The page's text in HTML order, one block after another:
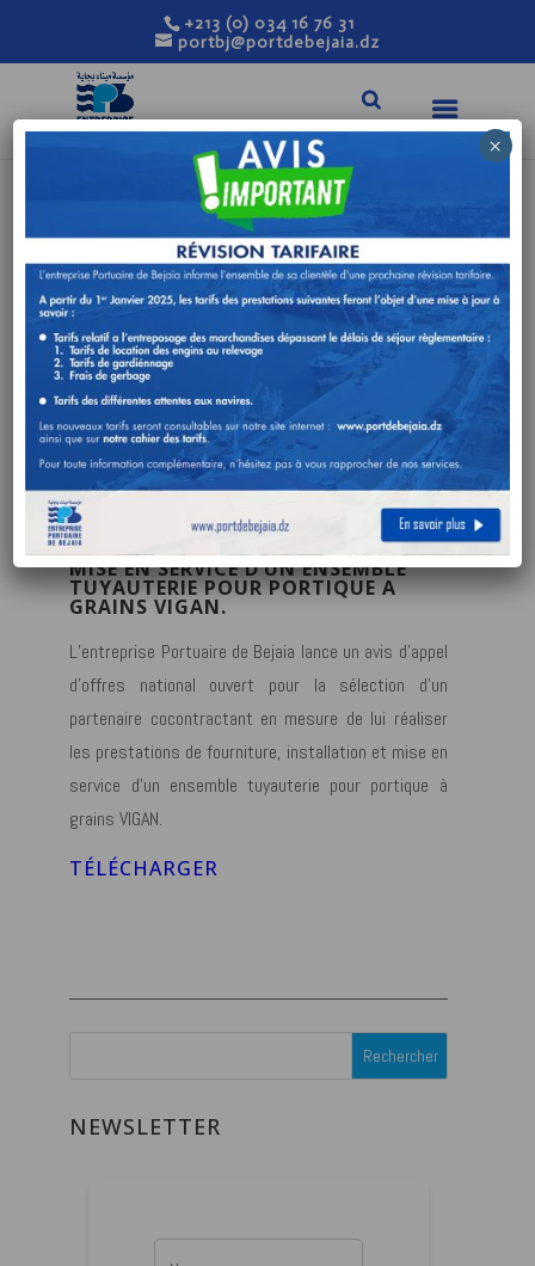
+213 (0) 034 16 76 31
portbj@portdebejaia.dz
AVIS D’APPEL
D’OFFRE NATIONAL
OUVERT N°
06/DG/2023
Déc 12, 2023|Avis de consultation
FOURNITURE, INSTALLATION ET
MISE EN SERVICE D’UN ENSEMBLE
TUYAUTERIE POUR PORTIQUE A
GRAINS VIGAN.
L’entreprise Portuaire de Bejaia lance un avis d’appel
d’offres national ouvert pour la sélection d’un
partenaire cocontractant en mesure de lui réaliser
les prestations de fourniture, installation et mise en
service d’un ensemble tuyauterie pour portique à
grains VIGAN.
TÉLÉCHARGER
NEWSLETTER
×